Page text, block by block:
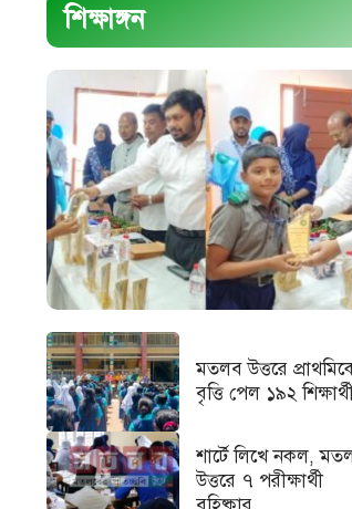
শিক্ষাঙ্গন
মতলব উত্তরে
বৃত্তি পেল ১৯২
শার্টে লিখে নকল,
উত্তরে ৭ পরীক্ষার্থী